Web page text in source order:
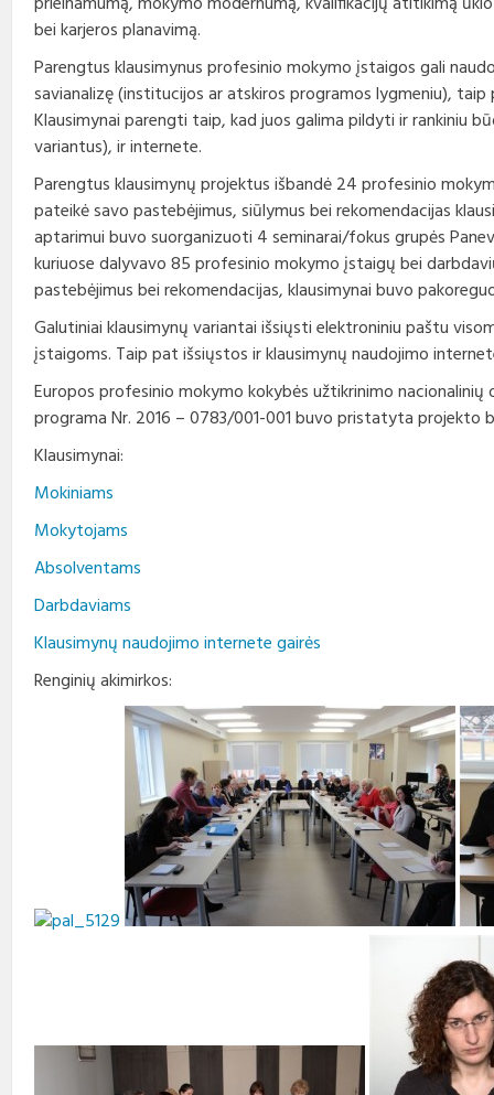
Tarnybiniai automobiliai
bei karjeros planavimą.
Parengtus klausimynus profesinio mokymo įstaigos gali
savianalizę (institucijos ar atskiros programos lygmeniu),
Klausimynai parengti taip, kad juos galima pildyti ir rankiniu
variantus), ir internete.
Parengtus klausimynų projektus išbandė 24 profesinio
pateikė savo pastebėjimus, siūlymus bei rekomendacijas
aptarimui buvo suorganizuoti 4 seminarai/fokus grupės
kuriuose dalyvavo 85 profesinio mokymo įstaigų bei
pastebėjimus bei rekomendacijas, klausimynai buvo
Galutiniai klausimynų variantai išsiųsti elektroniniu paštu
įstaigoms. Taip pat išsiųstos ir klausimynų naudojimo
Europos profesinio mokymo kokybės užtikrinimo
programa Nr. 2016 – 0783/001-001 buvo pristatyta projekto
Klausimynai:
Mokiniams
Mokytojams
Absolventams
Darbdaviams
Klausimynų naudojimo internete gairės
Renginių akimirkos: